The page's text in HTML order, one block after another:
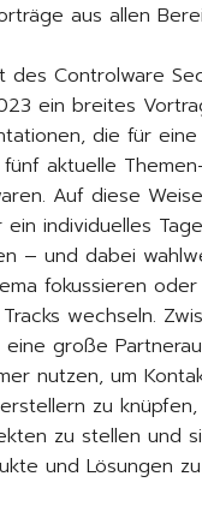
aus allen
des Controlware
ein breites
die für
aktuelle
Auf diese
individuelles
– und dabei
fokussieren
wechseln.
große
nutzen, um
zu knüpfen,
zu stellen und
und Lösungen